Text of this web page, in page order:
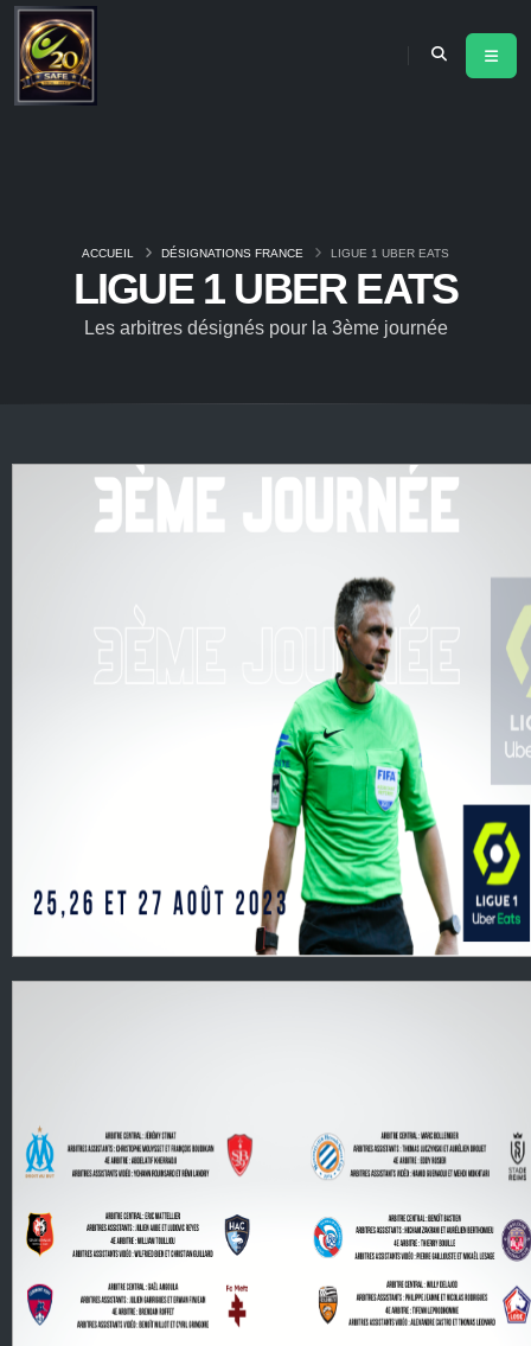
LIGUE 1 UBER EATS
Les arbitres désignés pour la 3ème journée
ACCUEIL DÉSIGNATIONS FRANCE LIGUE 1 UBER EATS